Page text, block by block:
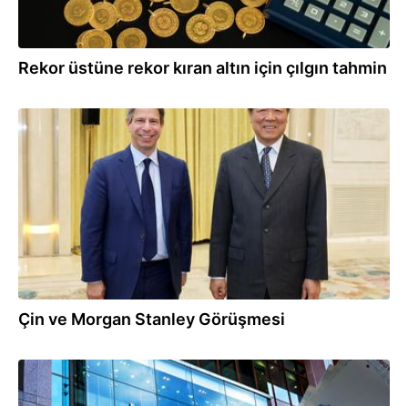
Rekor üstüne rekor kıran altın için çılgın tahmin
29.05.2025
Çin ve Morgan Stanley Görüşmesi
23.05.2025